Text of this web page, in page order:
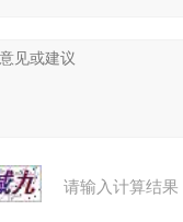
请输入计算结